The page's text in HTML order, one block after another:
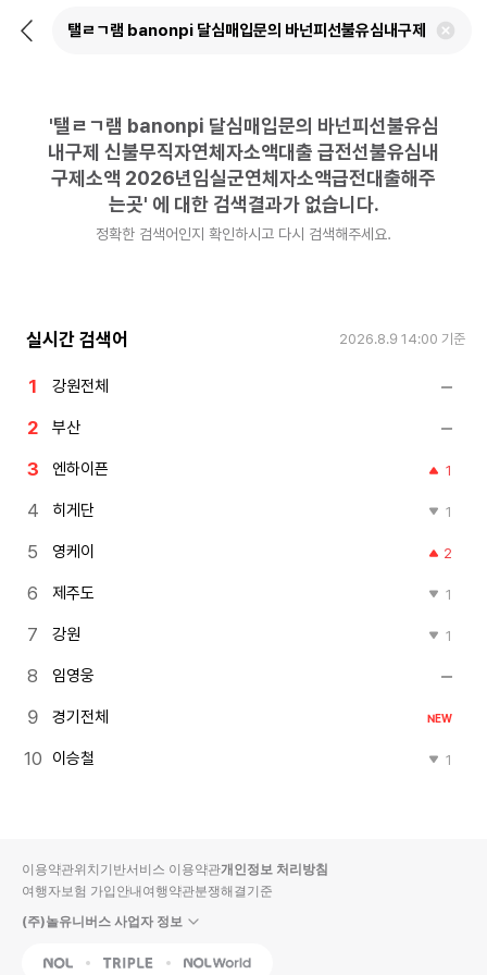
뒤
검
'탤ㄹㄱ램 banonpi 달심매입문의 바넌피선불유심
내구제 신불무직자연체자소액대출 급전선불유심내
구제소액 2026년임실군연체자소액급전대출해주
는곳' 에 대한 검색결과가 없습니다.
정확한 검색어인지 확인하시고 다시 검색해주세요.
실시간 검색어 2026.8.9 14:00 기준
강원전체
부산
엔하이픈 1
히게단 1
영케이 2
제주도 1
강원 1
임영웅
경기전체 NEW
이승철 1
이용약관위치기반서비스 이용약관개인정보 처리방침
여행자보험 가입안내여행약관분쟁해결기준
(주)놀유니버스 사업자 정보
NOL Triple Interpark Global